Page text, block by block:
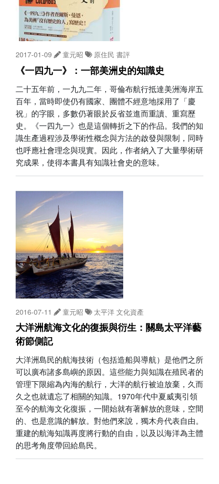
2017-01-09 童元昭 原住民 書評
《一四九一》：一部美洲史的知識史
二十五年前，一九九二年，哥倫布航行抵達美洲海岸五
百年，當時即使仍有國家、團體不經意地採用了「慶
祝」的字眼，多數仍著眼於反省並進而重讀、重寫歷
史。《一四九一》也是這個轉折之下的作品。我們的知
識生產過程涉及學術性概念與方法的啟發與限制，同時
也呼應社會理念與現實。因此，作者納入了大量學術研
究成果，使得本書具有知識社會史的意味。
2016-07-11 童元昭 太平洋文化資產
大洋洲航海文化的復振與衍生：關島太平洋藝
術節側記
大洋洲島民的航海技術（包括造船與導航）是他們之所
可以廣布諸多島嶼的原因。這些能力與知識在殖民者的
管理下限縮為內海的航行，大洋的航行被迫放棄，久而
久之也就遺忘了相關的知識。1970年代中夏威夷引領
至今的航海文化復振，一開始就有著解放的意味，空間
的、也是意識的解放。對他們來說，獨木舟代表自由。
重建的航海知識再度將行動的自由，以及以海洋為主體
的思考角度帶回給島民。